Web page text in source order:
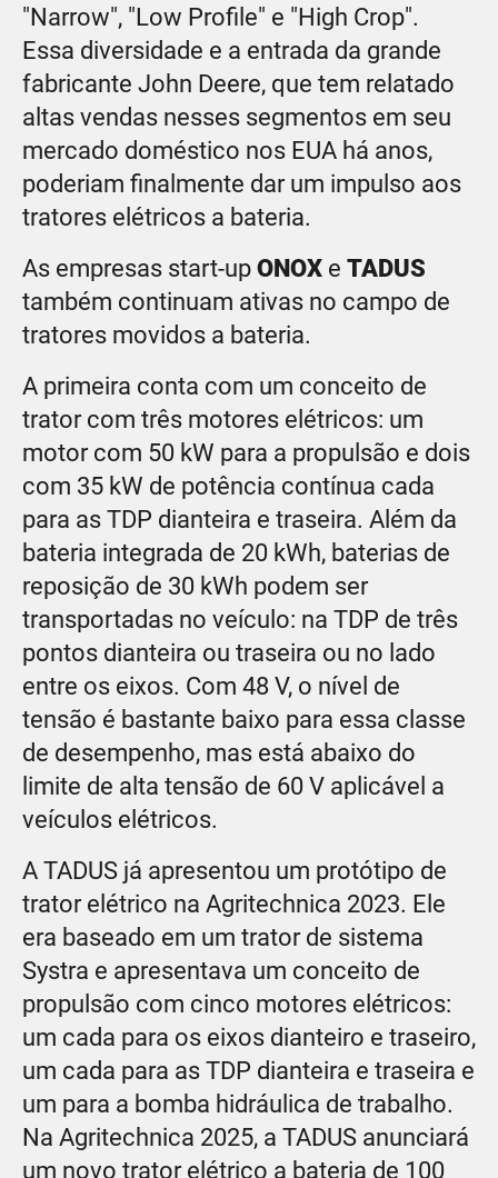
"Narrow", "Low Profile" e "High Crop".
Essa diversidade e a entrada da grande
fabricante John Deere, que tem relatado
altas vendas nesses segmentos em seu
mercado doméstico nos EUA há anos,
poderiam finalmente dar um impulso aos
tratores elétricos a bateria.
As empresas start-up ONOX e TADUS
também continuam ativas no campo de
tratores movidos a bateria.
A primeira conta com um conceito de
trator com três motores elétricos: um
motor com 50 kW para a propulsão e dois
com 35 kW de potência contínua cada
para as TDP dianteira e traseira. Além da
bateria integrada de 20 kWh, baterias de
reposição de 30 kWh podem ser
transportadas no veículo: na TDP de três
pontos dianteira ou traseira ou no lado
entre os eixos. Com 48 V, o nível de
tensão é bastante baixo para essa classe
de desempenho, mas está abaixo do
limite de alta tensão de 60 V aplicável a
veículos elétricos.
A TADUS já apresentou um protótipo de
trator elétrico na Agritechnica 2023. Ele
era baseado em um trator de sistema
Systra e apresentava um conceito de
propulsão com cinco motores elétricos:
um cada para os eixos dianteiro e traseiro,
um cada para as TDP dianteira e traseira e
um para a bomba hidráulica de trabalho.
Na Agritechnica 2025, a TADUS anunciará
um novo trator elétrico a bateria de 100